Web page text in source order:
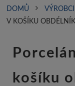
DOMŮ VÝROBCI
V KOŠÍKU
košíku